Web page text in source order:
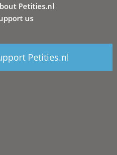
Petities.nl
us
Petities.nl